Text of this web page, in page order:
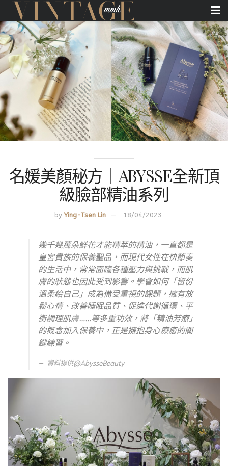
名媛美顏秘方｜ABYSSE全新頂
級臉部精油系列
by Ying-Tsen Lin 18/04/2023
幾千幾萬朵鮮花才能精萃的精油，一直都是
皇宮貴族的保養聖品，而現代女性在快節奏
的生活中，常常面臨各種壓力與挑戰，而肌
膚的狀態也因此受到影響。學會如何「留份
溫柔給自己」成為備受重視的課題，擁有放
鬆心情、改善睡眠品質、促進代謝循環、平
衡調理肌膚……等多重功效，將「精油芳療」
的概念加入保養中，正是擁抱身心療癒的關
鍵練習。
資料提供@AbysseBeauty